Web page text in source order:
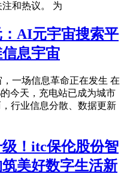
和热议。 为
AI元宇宙搜索平
息宇宙
一场信息革命正在发生 在
今天，充电站已成为城市
行业信息分散、数据更新
！itc保伦股份智
美好数字生活新